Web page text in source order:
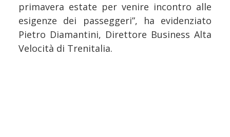
primavera estate per venire incontro alle
esigenze dei passeggeri”, ha evidenziato
Pietro Diamantini, Direttore Business Alta
Velocità di Trenitalia.